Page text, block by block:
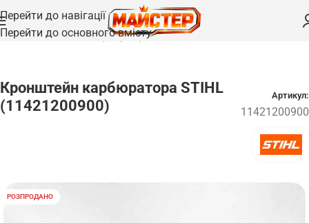
Перейти до навігації
Перейти до основного вмісту
Головна /Запчастини/Карбюратори
Кронштейн карбюратора STIHL
(11421200900)
Артикул:
11421200900
РОЗПРОДАНО